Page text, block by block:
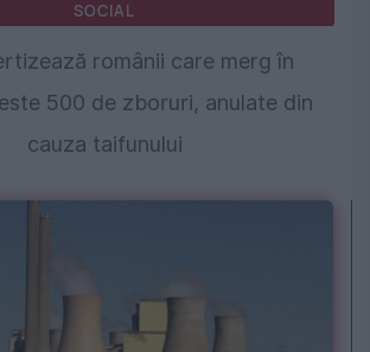
SOCIAL
românii care merg în
500 de zboruri, anulate din
cauza taifunului